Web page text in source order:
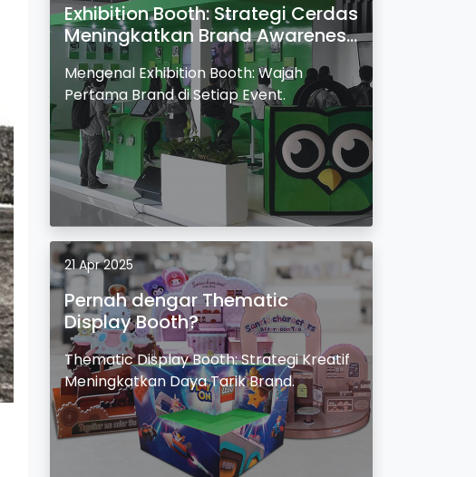
Exhibition Booth: Strategi Cerdas
Meningkatkan Brand Awareness
di Event.
Mengenal Exhibition Booth: Wajah
Pertama Brand di Setiap Event.
21 Apr 2025
Pernah dengar Thematic
Display Booth?
Thematic Display Booth: Strategi Kreatif
Meningkatkan Daya Tarik Brand.